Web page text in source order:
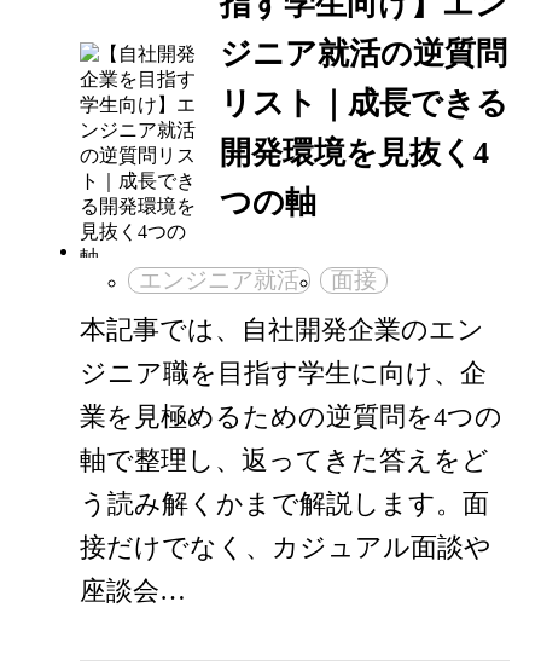
ジニア就活の逆質問
リスト｜成長できる
開発環境を見抜く4
つの軸
エンジニア就活 面接
本記事では、自社開発企業のエン
ジニア職を目指す学生に向け、企
業を見極めるための逆質問を4つの
軸で整理し、返ってきた答えをど
う読み解くかまで解説します。面
接だけでなく、カジュアル面談や
座談会…